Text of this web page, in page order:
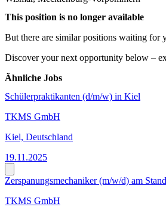
This position is no longer available
But there are similar positions waiting for
Discover your next opportunity below –
Ähnliche Jobs
Schülerpraktikanten (d/m/w) in Kiel
TKMS GmbH
Kiel, Deutschland
19.11.2025
Zerspanungsmechaniker (m/w/d) am
TKMS GmbH